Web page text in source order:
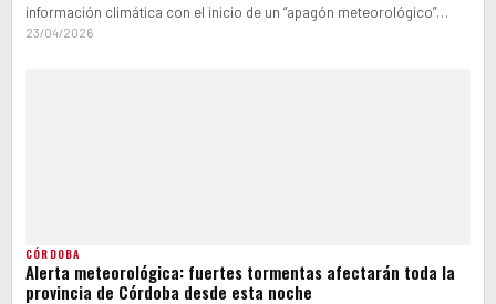
información climática con el inicio de un “apagón meteorológico”
nacional. La…
23/04/2026
CÓRDOBA
Alerta meteorológica: fuertes tormentas afectarán toda la
provincia de Córdoba desde esta noche